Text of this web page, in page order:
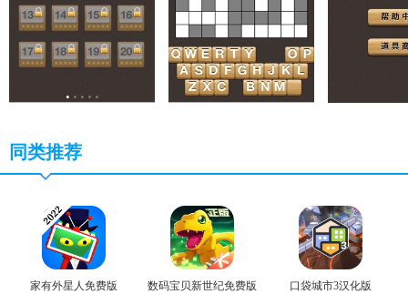
同类推荐
家有外星人免费版 数码宝贝新世纪免费版 口袋城市3汉化版